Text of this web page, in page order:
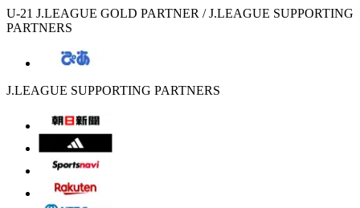
U-21 J.LEAGUE GOLD PARTNER / J.LEAGUE SUPPORTING
PARTNERS
J.LEAGUE SUPPORTING PARTNERS